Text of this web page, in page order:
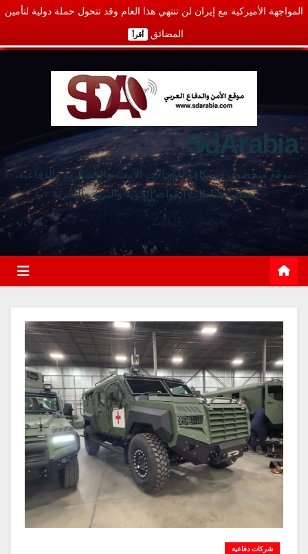
المواجهة الأميركية مع إيران لن تنتهي هذا العام وقد تتحول حملة دولية لتأمين
المضائق أقرأ
SdArabia
موقع متخصص في كافة المجالات الأمنية والعسكرية والدفاعية،
يغطي نشاطات القوات الجوية والبرية والبحرية
شركات دفاعية